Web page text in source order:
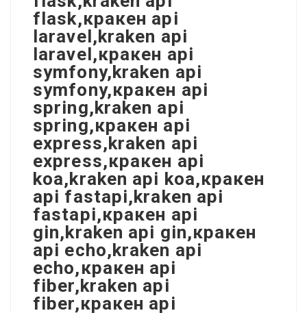
flask,кракен api
laravel,kraken api
laravel,кракен api
symfony,kraken api
symfony,кракен api
spring,kraken api
spring,кракен api
express,kraken api
express,кракен api
koa,kraken api koa,кракен
api fastapi,kraken api
fastapi,кракен api
gin,kraken api gin,кракен
api echo,kraken api
echo,кракен api
fiber,kraken api
fiber,кракен api